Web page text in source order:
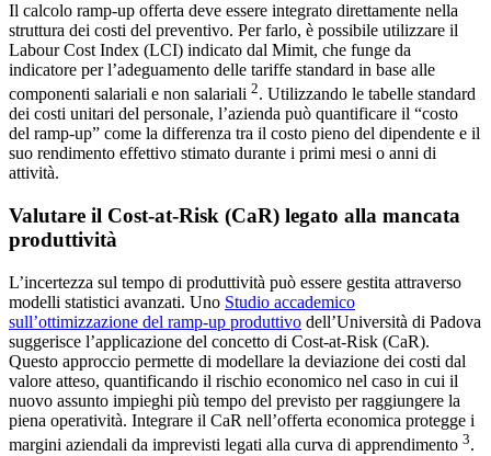
Il calcolo ramp-up offerta deve essere integrato direttamente nella
struttura dei costi del preventivo. Per farlo, è possibile utilizzare il
Labour Cost Index (LCI) indicato dal Mimit, che funge da
indicatore per l’adeguamento delle tariffe standard in base alle
componenti salariali e non salariali 2. Utilizzando le tabelle standard
dei costi unitari del personale, l’azienda può quantificare il “costo
del ramp-up” come la differenza tra il costo pieno del dipendente e il
suo rendimento effettivo stimato durante i primi mesi o anni di
attività.
Valutare il Cost-at-Risk (CaR) legato alla mancata
produttività
L’incertezza sul tempo di produttività può essere gestita attraverso
modelli statistici avanzati. Uno Studio accademico
sull’ottimizzazione del ramp-up produttivo dell’Università di Padova
suggerisce l’applicazione del concetto di Cost-at-Risk (CaR).
Questo approccio permette di modellare la deviazione dei costi dal
valore atteso, quantificando il rischio economico nel caso in cui il
nuovo assunto impieghi più tempo del previsto per raggiungere la
piena operatività. Integrare il CaR nell’offerta economica protegge i
margini aziendali da imprevisti legati alla curva di apprendimento 3.